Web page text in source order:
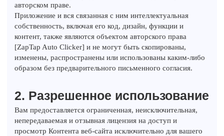
авторском праве.
Приложение и вся связанная с ним интеллектуальная
собственность, включая его код, дизайн, функции и
контент, также являются объектом авторского права
[ZapTap Auto Clicker] и не могут быть скопированы,
изменены, распространены или использованы каким-либо
образом без предварительного письменного согласия.
2. Разрешенное использование
Вам предоставляется ограниченная, неисключительная,
непередаваемая и отзывная лицензия на доступ и
просмотр Контента веб-сайта исключительно для вашего